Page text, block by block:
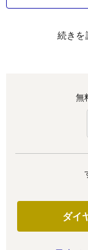
続きを
無
ダイ